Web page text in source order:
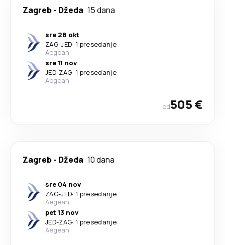
Zagreb- Džeda 15 dana
sre 28 okt
ZAG-JED· 1 presedanje
Aegean
sre 11 nov
JED-ZAG· 1 presedanje
Aegean
od505 €
Zagreb- Džeda 10 dana
sre 04 nov
ZAG-JED· 1 presedanje
Aegean
pet 13 nov
JED-ZAG· 1 presedanje
Aegean